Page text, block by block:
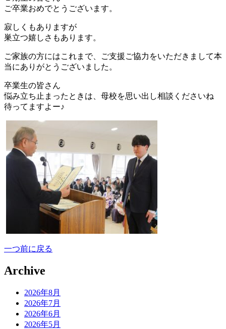
ご卒業おめでとうございます。
寂しくもありますが
巣立つ嬉しさもあります。
ご家族の方にはこれまで、ご支援ご協力をいただきまして本
当にありがとうございました。
卒業生の皆さん
悩み立ち止まったときは、母校を思い出し相談くださいね
待ってますよー♪
一つ前に戻る
Archive
2026年8月
2026年7月
2026年6月
2026年5月